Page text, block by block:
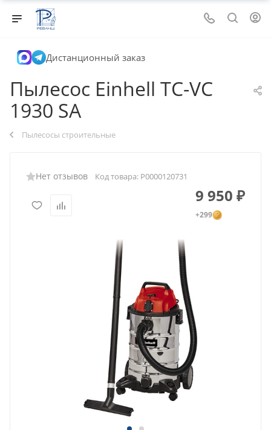
Дистанционный заказ
Пылесос Einhell TC-VC
1930 SA
Пылесосы строительные
Нет отзывов Код товара: Р0000120731
9 950 ₽
+299